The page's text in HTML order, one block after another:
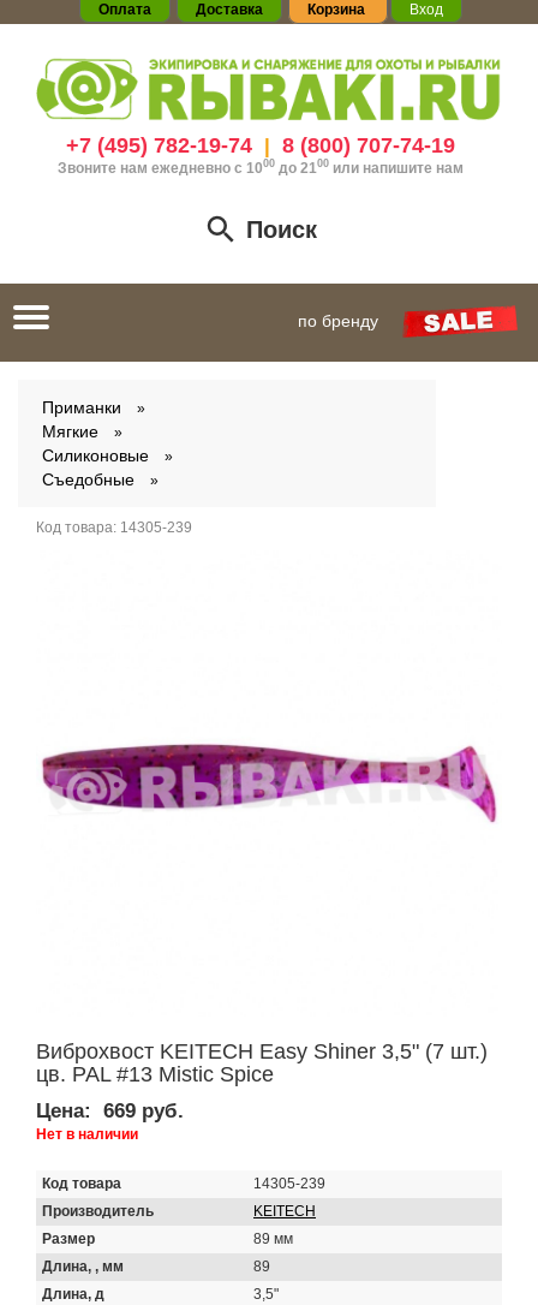
Оплата Доставка Корзина Вход
+7 (495) 782-19-74| 8 (800) 707-74-19
Звоните нам ежедневно с 1000до 21 00 или напишите нам
Поиск
Toggle
navigation
по бренду
Приманки
Мягкие
Силиконовые
Съедобные
Код товара: 14305-239
Виброхвост KEITECH Easy Shiner 3,5" (7 шт.)
цв. PAL #13 Mistic Spice
Цена: 669 руб.
Нет в наличии
Код товара
14305-239
Производитель
KEITECH
Размер
89 мм
Длина, , мм
89
Длина, д
3,5"